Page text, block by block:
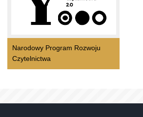
Narodowy Program Rozwoju
Czytelnictwa